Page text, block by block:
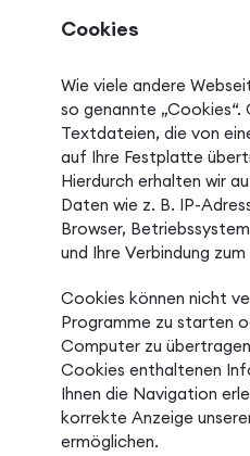
Cookies
Wie viele andere
so genannte „Cookies“.
Textdateien, die von
auf Ihre Festplatte
Hierdurch erhalten wir
Daten wie z. B. IP-
Browser,
und Ihre Verbindung
Cookies können nicht
Programme zu starten
Computer zu
Cookies enthaltenen
Ihnen die Navigation
korrekte Anzeige
ermöglichen.